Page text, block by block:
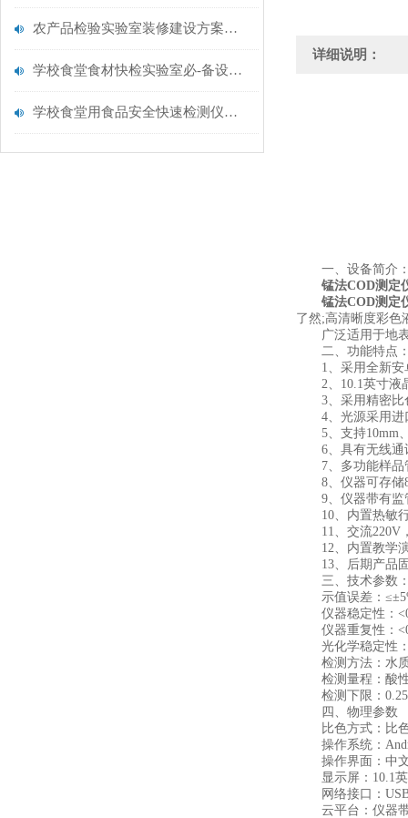
农产品检验实验室装修建设方案仪器配置清单@云唐仪器
学校食堂食材快检实验室必-备设备清单【云唐仪器推荐】
学校食堂用食品安全快速检测仪器【行业推荐】云唐食品安全检测仪
详细说明：
一、设备简介
锰法COD测定
锰法COD测定
了然;高清晰度彩色
广泛适用于地表
二、功能特点
1、采用全新安卓
2、10.1英寸液晶
3、采用精密比色
4、光源采用进口
5、支持10mm、
6、具有无线通讯
7、多功能样品管
8、仪器可存储
9、仪器带有监管
10、内置热敏行
11、交流220V，
12、内置教学演
13、后期产品固
三、技术参数
示值误差：
仪器稳定性：
仪器重复性：
光化学稳定性：
检测方法：水质
检测量程：酸性
检测下限：
四、物理参数
比色方式：比色
操作系统：
操作界面：中文
显示屏：10.1英
网络接口：
云平台：仪器带